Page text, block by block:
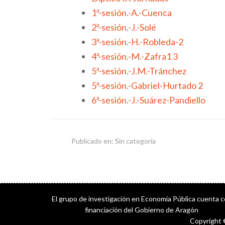
1ª-sesión.-A.-Cuenca
2ª-sesión.-J.-Solé
3ª-sesión.-H.-Robleda-2
4ª-sesión.-M.-Zafra1 3
5ª-sesión.-J.M.-Tránchez
5ª-sesión.-Gabriel-Hurtado 2
6ª-sesión.-J.-Suárez-Pandiello
Publicado en: Sin categoría
El grupo de investigación en Economía Pública cuenta
financiación del Gobierno de Aragón
Copyright